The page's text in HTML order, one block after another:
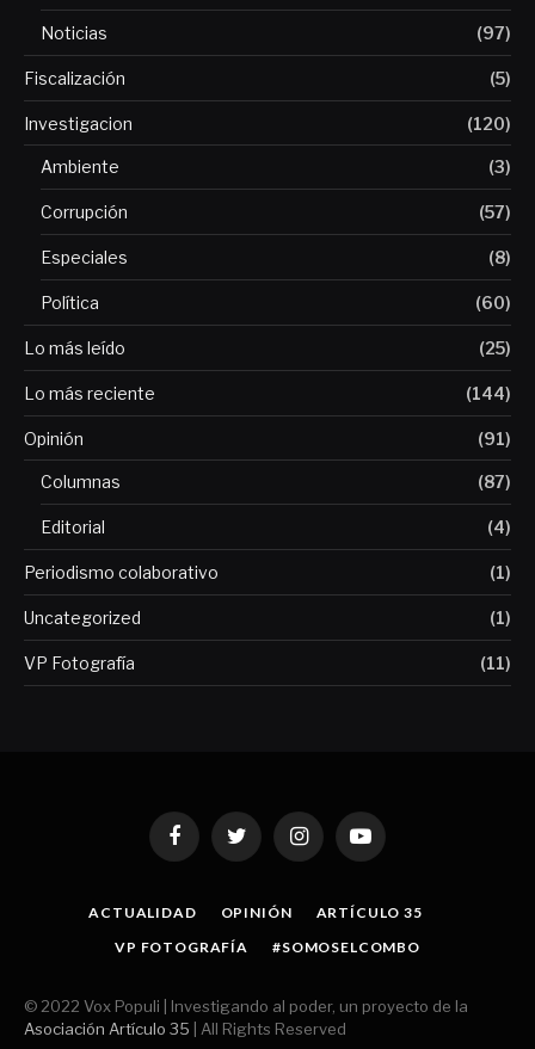
Noticias (97)
Fiscalización (5)
Investigacion (120)
Ambiente (3)
Corrupción (57)
Especiales (8)
Política (60)
Lo más leído (25)
Lo más reciente (144)
Opinión (91)
Columnas (87)
Editorial (4)
Periodismo colaborativo (1)
Uncategorized (1)
VP Fotografía (11)
FacebookTwitter InstagramYouTube
ACTUALIDAD OPINIÓN
ARTÍCULO 35
VP FOTOGRAFÍA
#SOMOSELCOMBO
© 2022 Vox Populi | Investigando al poder, un proyecto de la
Asociación Artículo 35 | All Rights Reserved